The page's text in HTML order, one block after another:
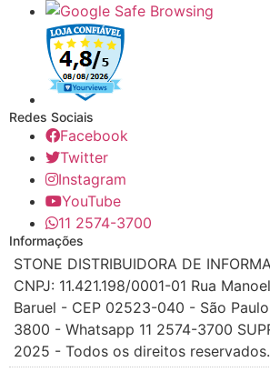
Redes Sociais
Facebook
Twitter
Instagram
YouTube
11 2574-3700
Informações
STONE DISTRIBUIDORA DE
CNPJ: 11.421.198/0001-01 Rua
Baruel - CEP 02523-040 - São
3800 - Whatsapp 11 2574-3700
2025 - Todos os direitos reservados.